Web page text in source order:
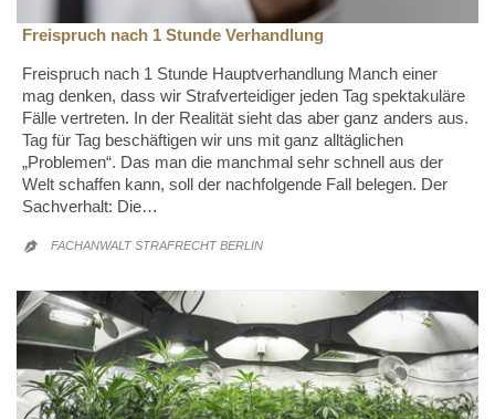
Freispruch nach 1 Stunde Verhandlung
Freispruch nach 1 Stunde Hauptverhandlung Manch einer
mag denken, dass wir Strafverteidiger jeden Tag spektakuläre
Fälle vertreten. In der Realität sieht das aber ganz anders aus.
Tag für Tag beschäftigen wir uns mit ganz alltäglichen
„Problemen“. Das man die manchmal sehr schnell aus der
Welt schaffen kann, soll der nachfolgende Fall belegen. Der
Sachverhalt: Die…
 FACHANWALT STRAFRECHT BERLIN